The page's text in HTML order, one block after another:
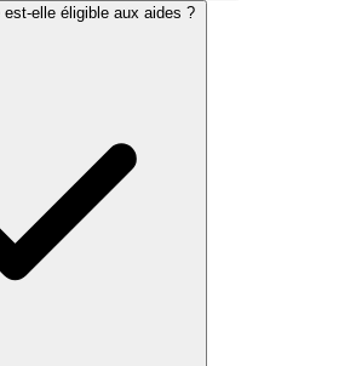
elle éligible aux aides ?